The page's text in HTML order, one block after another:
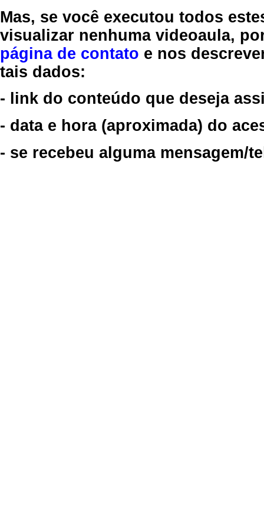
Mas, se você executou todos
visualizar nenhuma videoaula,
página de contato e nos
tais dados:
- link do conteúdo que deseja
- data e hora (aproximada) do
- se recebeu alguma mensagem/